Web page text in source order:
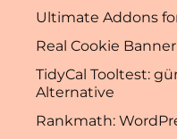
Ultimate Addons
Real Cookie Banner
TidyCal Tooltest:
Alternative
Rankmath: